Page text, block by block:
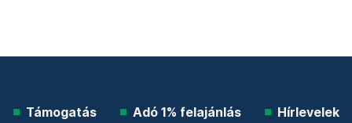
Támogatás Adó 1% felajánlás Hírlevelek